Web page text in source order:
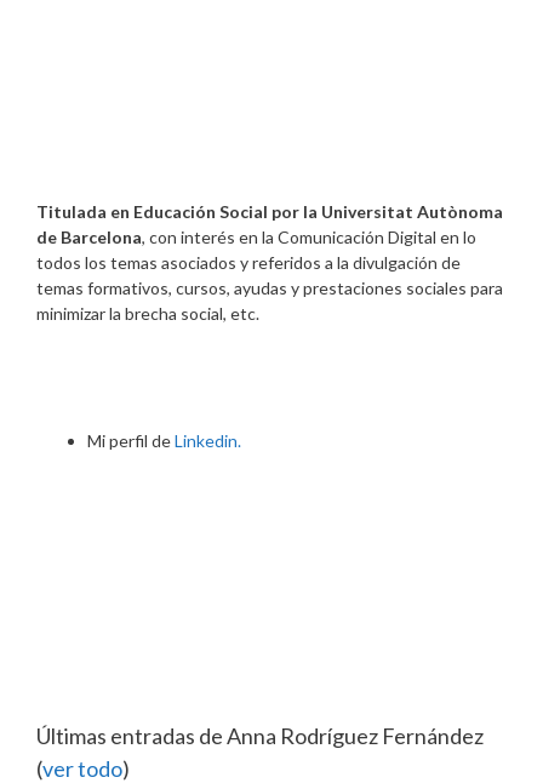
Titulada en Educación Social por la Universitat Autònoma
de Barcelona, con interés en la Comunicación Digital en lo
todos los temas asociados y referidos a la divulgación de
temas formativos, cursos, ayudas y prestaciones sociales para
minimizar la brecha social, etc.
Mi perfil deLinkedin.
Últimas entradas de Anna Rodríguez Fernández
(ver todo)